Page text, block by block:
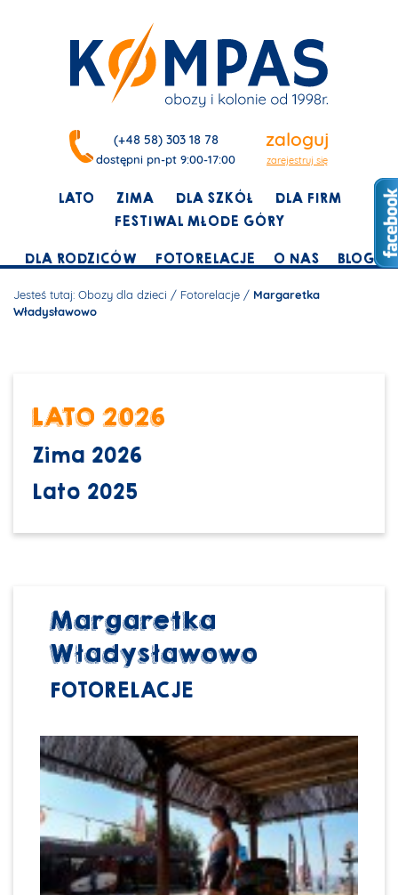
(+48 58) 303 18 78
dostępni pn-pt 9:00-17:00
zaloguj
zarejestruj się
LATO ZIMA DLA SZKÓŁ
DLA FIRM
FESTIWAL MŁODE GÓRY
DLA RODZICÓW
FOTORELACJE O NAS BLOG
Jesteś tutaj: Obozy dla dzieci / Fotorelacje / Margaretka
Władysławowo
Margaretka
Władysławowo
FOTORELACJE
LATO 2026
Zima 2026
Lato 2025